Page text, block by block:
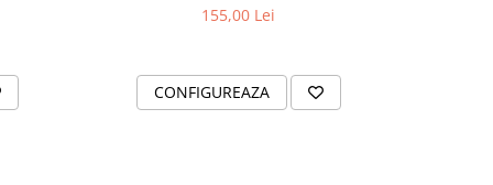
155,00 Lei
CONFIGUREAZA